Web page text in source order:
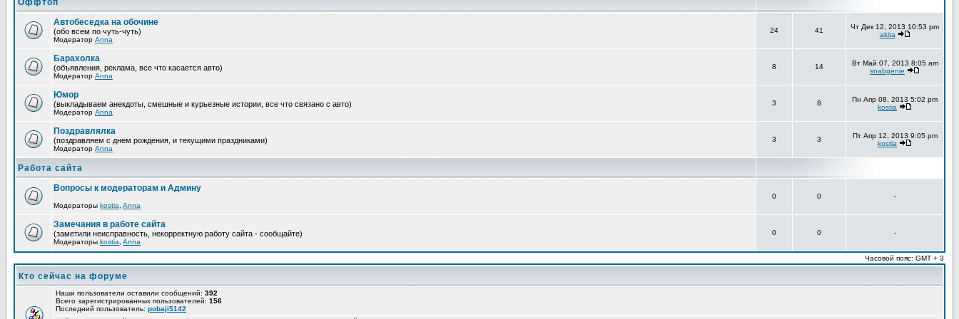
Оффтоп
Автобеседка на обочине
(обо всем по чуть-чуть)
Модератор Anna
24 41
Чт Дек 12, 2013 10:53 pm
akita
Барахолка
(объявления, реклама, все что касается авто)
Модератор Anna
8 14
Вт Май 07, 2013 8:05 am
snabgenie
Юмор
(выкладываем анекдоты, смешные и курьезные истории, все что связано с авто)
Модератор Anna
3 8
Пн Апр 08, 2013 5:02 pm
kostia
Поздравлялка
(поздравляем с днем рождения, и текущими праздниками)
Модератор Anna
3 3
Пт Апр 12, 2013 9:05 pm
kostia
Работа сайта
Вопросы к модераторам и Админу
Модераторы kostia Anna
0 0 -
Замечания в работе сайта
(заметили неисправность, некорректную работу сайта - сообщайте)
Модераторы kostia Anna
0 0 -
Часовой пояс: GMT + 3
Кто сейчас на форуме
Наши пользователи оставили сообщений: 392
Всего зарегистрированных пользователей: 156
Последний пользователь: pobaji5142